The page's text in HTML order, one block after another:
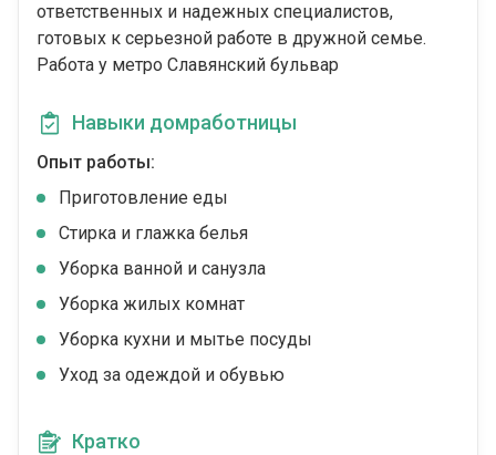
ответственных и надежных специалистов,
готовых к серьезной работе в дружной семье.
Работа у метро Славянский бульвар
Навыки домработницы
Опыт работы:
Приготовление еды
Стирка и глажка белья
Уборка ванной и санузла
Уборка жилых комнат
Уборка кухни и мытье посуды
Уход за одеждой и обувью
Кратко